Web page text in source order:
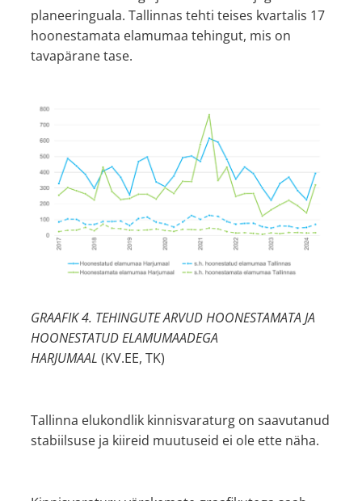
planeeringuala. Tallinnas tehti teises kvartalis 17
hoonestamata elamumaa tehingut, mis on
tavapärane tase.
GRAAFIK 4. TEHINGUTE ARVUD HOONESTAMATA JA
HOONESTATUD ELAMUMAADEGA
HARJUMAAL (KV.EE, TK)
Tallinna elukondlik kinnisvaraturg on saavutanud
stabiilsuse ja kiireid muutuseid ei ole ette näha.